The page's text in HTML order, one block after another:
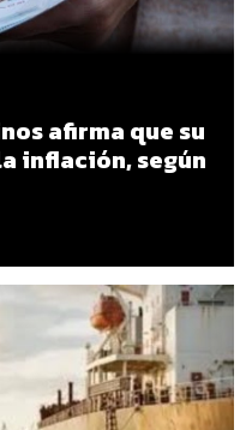
afirma que su
inflación, según